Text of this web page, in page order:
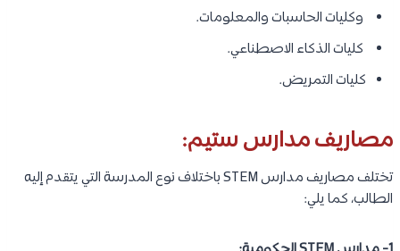
وكليات الحاسبات والمعلومات.
كليات الذكاء الاصطناعي.
كليات التمريض.
مصاريف مدارس ستيم:
تختلف مصاريف مدارس STEM باختلاف نوع المدرسة التي يتقدم إليه
الطالب، كما يلي: